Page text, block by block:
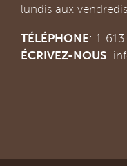
lundis aux
TÉLÉPHONE: 1-
ÉCRIVEZ-NOUS: